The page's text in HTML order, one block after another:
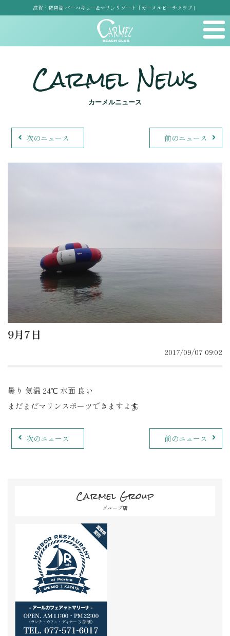
滋賀・琵琶湖 バーベキュー&マリンリゾート「カーメルビーチクラブ」
Carmel News
カーメルニュース
次のニュース 前のニュース
9月7日
2017/09/07 09:02
曇り 気温 24℃ 水面 良い
まだまだマリンスポーツできますよ🏄
次のニュース 前のニュース
Carmel Group
グループ店